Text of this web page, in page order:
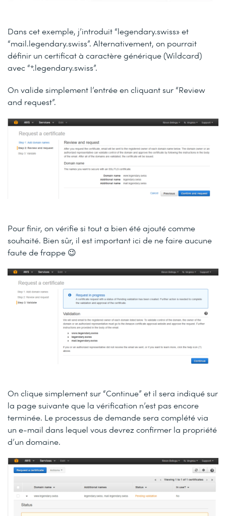
Dans cet exemple, j’introduit “legendary.swiss» et
“mail.legendary.swiss”. Alternativement, on pourrait
définir un certificat à caractère générique (Wildcard)
avec “*.legendary.swiss”.
On valide simplement l’entrée en cliquant sur “Review
and request”.
Pour finir, on vérifie si tout a bien été ajouté comme
souhaité. Bien sûr, il est important ici de ne faire aucune
faute de frappe 😉
On clique simplement sur “Continue” et il sera indiqué sur
la page suivante que la vérification n’est pas encore
terminée. Le processus de demande sera complété via
un e-mail dans lequel vous devrez confirmer la propriété
d’un domaine.